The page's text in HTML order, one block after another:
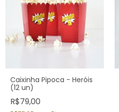
Caixinha Pipoca - Heróis
(12 un)
R$79,00